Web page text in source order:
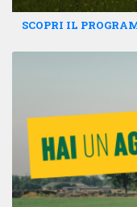
SCOPRI IL